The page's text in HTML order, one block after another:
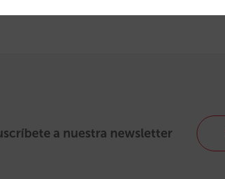
a nuestra newsletter